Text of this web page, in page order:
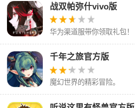
战双帕弥什vivo版
华为渠道服带你领取礼包！
千年之旅官方版
魔幻世界的精彩冒险。